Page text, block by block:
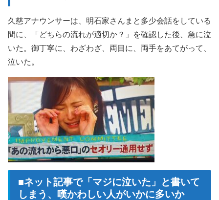
久慈アナウンサーは、明石家さんまと多少会話をしている
間に、「どちらの流れが適切か？」を確認した後、急に泣
いた。御丁寧に、わざわざ、両目に、両手をあてがって、
泣いた。
■ネット記事で「マジに泣いた」と書いて
しまう、嘆かわしい人がいかに多いか